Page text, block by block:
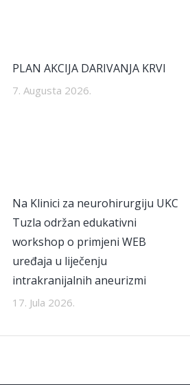
PLAN AKCIJA DARIVANJA KRVI
7. Augusta 2026.
Na Klinici za neurohirurgiju UKC
Tuzla održan edukativni
workshop o primjeni WEB
uređaja u liječenju
intrakranijalnih aneurizmi
17. Jula 2026.